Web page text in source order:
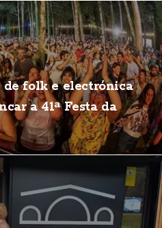
folk e electrónica
a 41ª Festa da